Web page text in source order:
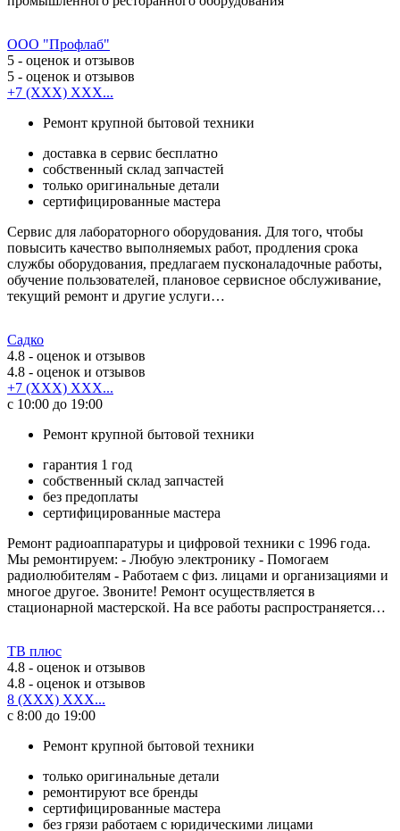
ООО "Профлаб"
5 - оценок и отзывов
5 - оценок и отзывов
+7 (XXX) XXX...
Ремонт крупной бытовой техники
доставка в сервис бесплатно
собственный склад запчастей
только оригинальные детали
сертифицированные мастера
Сервис для лабораторного оборудования. Для того, чтобы
повысить качество выполняемых работ, продления срока
службы оборудования, предлагаем пусконаладочные работы,
обучение пользователей, плановое сервисное обслуживание,
текущий ремонт и другие услуги…
Садко
4.8 - оценок и отзывов
4.8 - оценок и отзывов
+7 (XXX) XXX...
с 10:00 до 19:00
Ремонт крупной бытовой техники
гарантия 1 год
собственный склад запчастей
без предоплаты
сертифицированные мастера
Ремонт радиоаппаратуры и цифровой техники с 1996 года.
Мы ремонтируем: - Любую электронику - Помогаем
радиолюбителям - Работаем с физ. лицами и организациями и
многое другое. Звоните! Ремонт осуществляется в
стационарной мастерской. На все работы распространяется…
ТВ плюс
4.8 - оценок и отзывов
4.8 - оценок и отзывов
8 (XXX) XXX...
с 8:00 до 19:00
Ремонт крупной бытовой техники
только оригинальные детали
ремонтируют все бренды
сертифицированные мастера
без грязи работаем с юридическими лицами